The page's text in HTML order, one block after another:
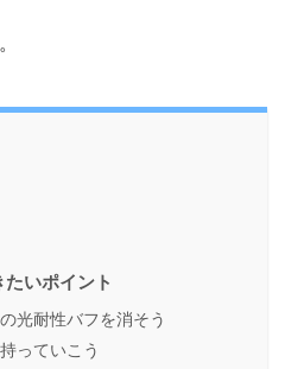
いポイント
光耐性バフを消そう
っていこう